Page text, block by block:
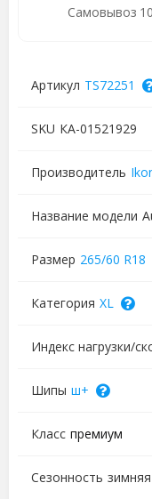
Самовывоз
Артикул TS72251
SKU КА-01521929
Производитель
Название модели
Размер 265/60 R18
Категория XL
Индекс нагрузки/
Шипы ш+
Класс премиум
Сезонность